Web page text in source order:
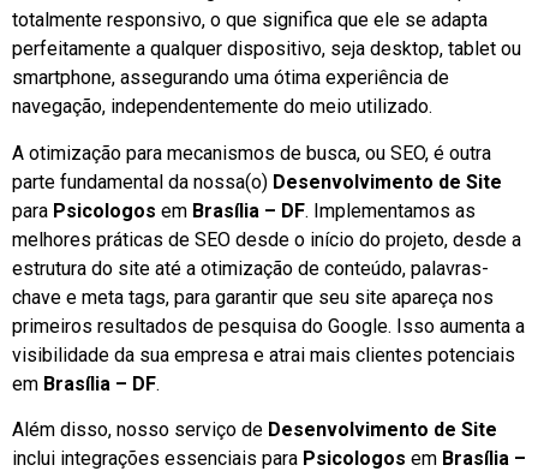
totalmente responsivo, o que significa que ele se adapta
perfeitamente a qualquer dispositivo, seja desktop, tablet ou
smartphone, assegurando uma ótima experiência de
navegação, independentemente do meio utilizado.
A otimização para mecanismos de busca, ou SEO, é outra
parte fundamental da nossa(o) Desenvolvimento de Site
para Psicologos em Brasília – DF. Implementamos as
melhores práticas de SEO desde o início do projeto, desde a
estrutura do site até a otimização de conteúdo, palavras-
chave e meta tags, para garantir que seu site apareça nos
primeiros resultados de pesquisa do Google. Isso aumenta a
visibilidade da sua empresa e atrai mais clientes potenciais
em Brasília – DF.
Além disso, nosso serviço de Desenvolvimento de Site
inclui integrações essenciais para Psicologos em Brasília –